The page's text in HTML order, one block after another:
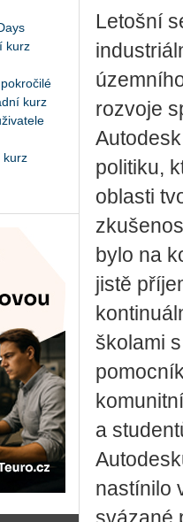
kurz
kurz
kurz
Letošní
rozvoje
politiku,
oblasti
bylo na
jistě
školami
a
nastínilo